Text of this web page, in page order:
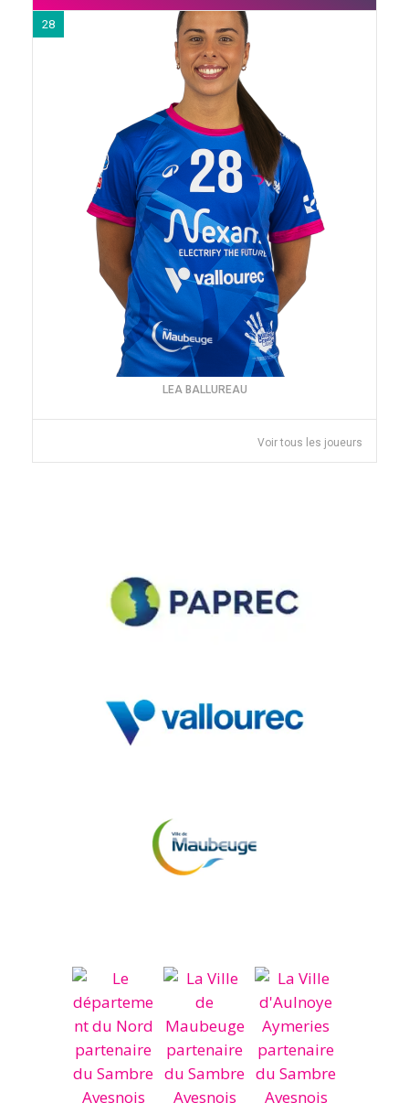
28
LEA BALLUREAU
Voir tous les joueurs